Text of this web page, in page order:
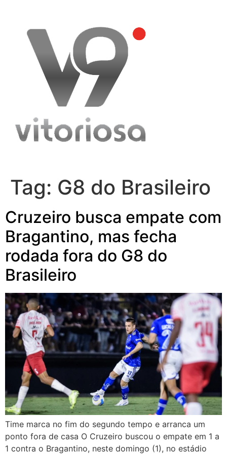
content
Tag: G8 do Brasileiro
Cruzeiro busca empate com
Bragantino, mas fecha
rodada fora do G8 do
Brasileiro
Time marca no fim do segundo tempo e arranca um
ponto fora de casa O Cruzeiro buscou o empate em 1 a
1 contra o Bragantino, neste domingo (1), no estádio